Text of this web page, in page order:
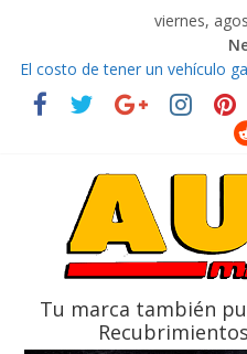
viernes,
El costo de tener un vehículo
decidir
Ultima película ‘Spider‑Man:
La Vuelta al Ecuador 2026,
La FEDAK recibe 12 Sinotruk
Tu marca también